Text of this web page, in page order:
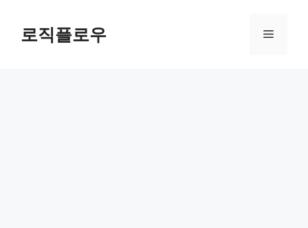
content로직플로우 Menu